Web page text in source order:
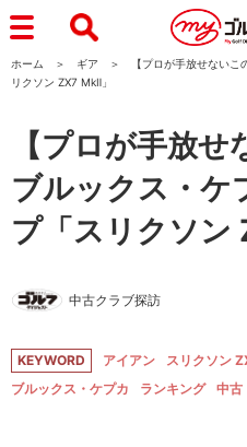
ホーム ギア
【プロが手放せない
リクソン ZX7 MkⅡ」
【プロが手放
ブルックス・ケ
プ「スリクソン
中古クラブ探訪
KEYWORD アイアン スリクソン
ブルックス・ケプカ
ランキング 中古